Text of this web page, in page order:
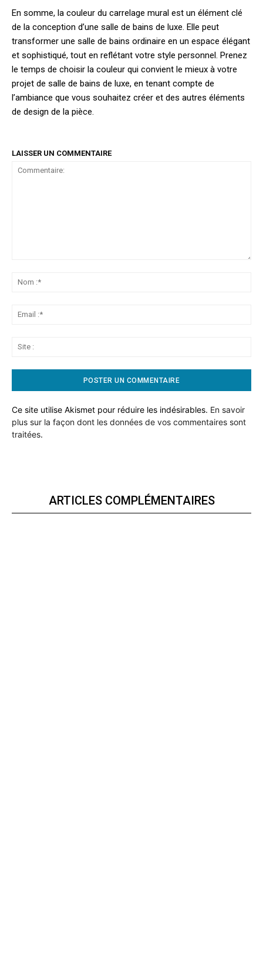
En somme, la couleur du carrelage mural est un élément clé
de la conception d’une salle de bains de luxe. Elle peut
transformer une salle de bains ordinaire en un espace élégant
et sophistiqué, tout en reflétant votre style personnel. Prenez
le temps de choisir la couleur qui convient le mieux à votre
projet de salle de bains de luxe, en tenant compte de
l’ambiance que vous souhaitez créer et des autres éléments
de design de la pièce.
LAISSER UN COMMENTAIRE
Ce site utilise Akismet pour réduire les indésirables. En savoir
plus sur la façon dont les données de vos commentaires sont
traitées.
ARTICLES COMPLÉMENTAIRES